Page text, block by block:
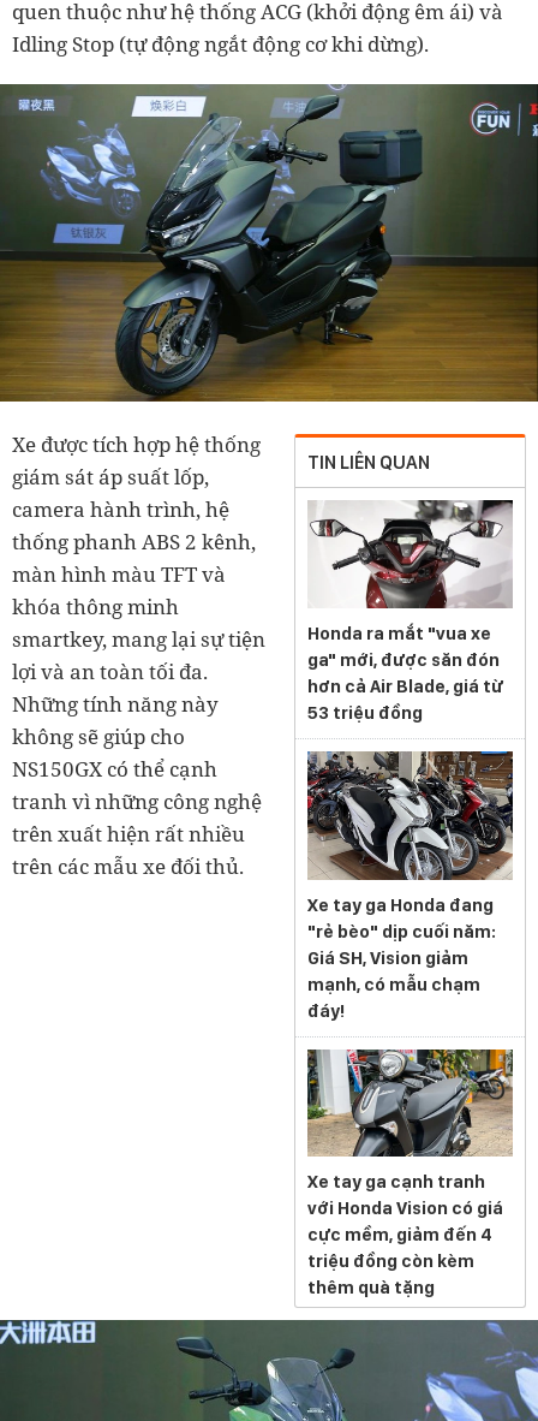
quen thuộc như hệ thống ACG (khởi động êm ái) và
Idling Stop (tự động ngắt động cơ khi dừng).
TIN LIÊN QUAN
Honda ra mắt "vua xe
ga" mới, được săn đón
hơn cả Air Blade, giá từ
53 triệu đồng
Xe tay ga Honda đang
"rẻ bèo" dịp cuối năm:
Giá SH, Vision giảm
mạnh, có mẫu chạm
đáy!
Xe tay ga cạnh tranh
với Honda Vision có giá
cực mềm, giảm đến 4
triệu đồng còn kèm
thêm quà tặng
Xe được tích hợp hệ thống
giám sát áp suất lốp,
camera hành trình, hệ
thống phanh ABS 2 kênh,
màn hình màu TFT và
khóa thông minh
smartkey, mang lại sự tiện
lợi và an toàn tối đa.
Những tính năng này
không sẽ giúp cho
NS150GX có thể cạnh
tranh vì những công nghệ
trên xuất hiện rất nhiều
trên các mẫu xe đối thủ.